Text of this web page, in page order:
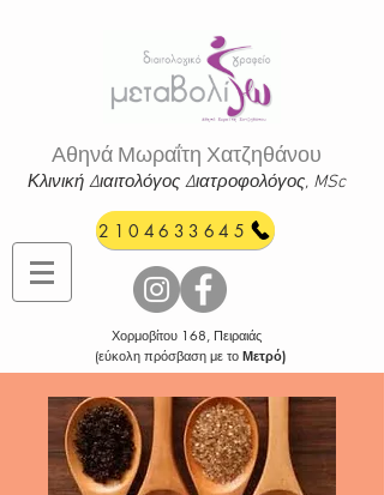
Αθηνά Μωραΐτη Χατζηθάνου
Κλινική Διαιτολόγος Διατροφολόγος, MSc
2104633645
Χορμοβίτου 168, Πειραιάς
(εύκολη πρόσβαση με το Μετρό)